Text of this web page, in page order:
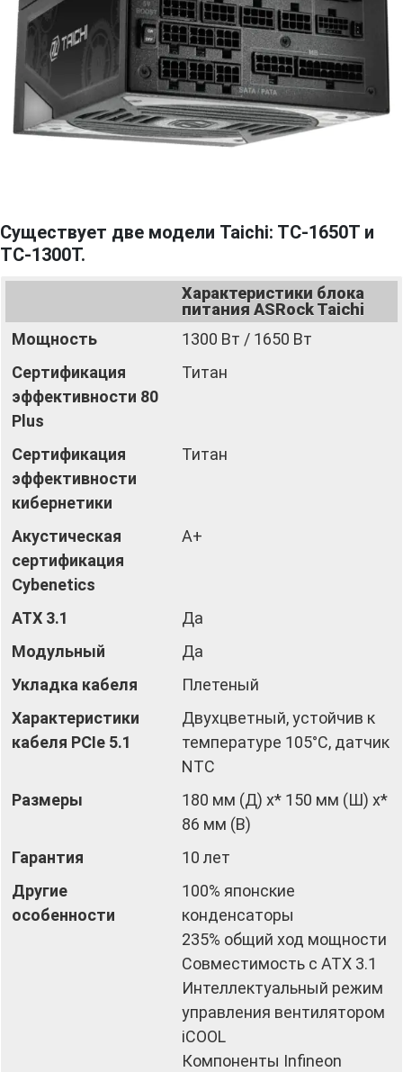
Существует две модели Taichi: TC-1650T и
TC-1300T.
Характеристики блока
питания ASRock Taichi
Мощность
1300 Вт / 1650 Вт
Сертификация
эффективности 80
Plus
Титан
Сертификация
эффективности
кибернетики
Титан
Акустическая
сертификация
Cybenetics
А+
АТХ 3.1
Да
Модульный
Да
Укладка кабеля
Плетеный
Характеристики
кабеля PCIe 5.1
Двухцветный, устойчив к
температуре 105°C, датчик
NTC
Размеры
180 мм (Д) x* 150 мм (Ш) x*
86 мм (В)
Гарантия
10 лет
Другие
особенности
100% японские
конденсаторы
235% общий ход мощности
Совместимость с ATX 3.1
Интеллектуальный режим
управления вентилятором
iCOOL
Компоненты Infineon